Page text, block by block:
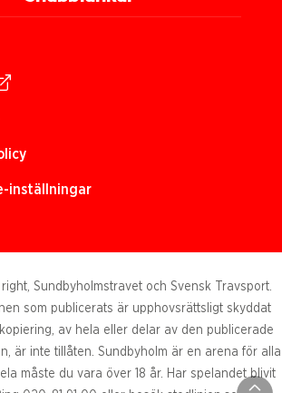
inställningar
Sundbyholmstravet och Svensk Travsport.
som publicerats är upphovsrättsligt skyddat
av hela eller delar av den publicerade
är inte tillåten. Sundbyholm är en arena för alla
måste du vara över 18 år. Har spelandet blivit